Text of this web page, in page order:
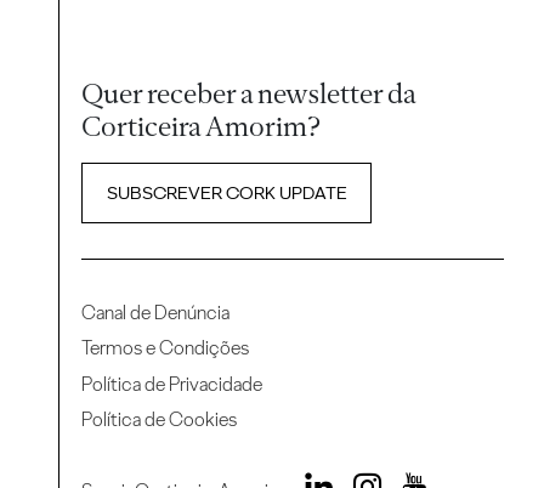
Quer receber a newsletter da
Corticeira Amorim?
SUBSCREVER CORK UPDATE
Canal de Denúncia
Termos e Condições
Política de Privacidade
Política de Cookies